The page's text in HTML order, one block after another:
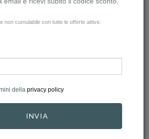
UNOAERRE
Francesina Oro
non cumulabile con tutte le offerte attive.
della privacy policy
INVIA